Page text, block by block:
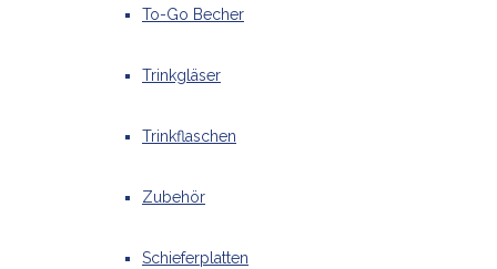
To-Go Becher
Trinkgläser
Trinkflaschen
Zubehör
Schieferplatten